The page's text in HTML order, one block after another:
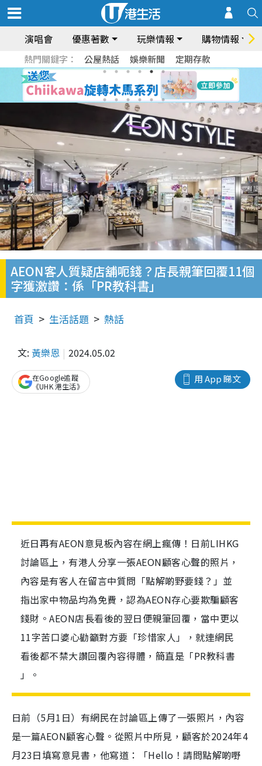
演唱會 優惠著數 玩樂情報 購物情報
熱門關鍵字： 公屋熱話 娛樂新聞 定期存款
AEON客人質疑店舖呃錢？店長親筆回覆11個
字獲激讚：係「PR教科書」
首頁 生活話題 熱話
文: 黃樂恩 2024.05.02
用 App 睇文
在Google追蹤
《UHK 港生活》
近日再有AEON意見板內容在網上瘋傳！日前LIHKG
討論區上，有港人分享一張AEON顧客心聲的照片，
內容是有客人在留言中質問「點解啲野要錢？」並
指出家中物品均為免費，認為AEON存心要欺騙顧客
錢財。AEON店長看後的翌日便親筆回覆，當中更以
11字苦口婆心勸籲對方要「珍惜家人」，就連網民
看後都不禁大讚回覆內容得體，簡直是「PR教科書
」。
日前（5月1日）有網民在討論區上傳了一張照片，內容
是一篇AEON顧客心聲。從照片中所見，顧客於2024年4
月23日填寫意見書，他寫道：「Hello！請問點解啲嘢